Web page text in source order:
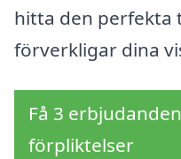
hitta den perfekta
förverkligar dina
Få 3
förpliktelser